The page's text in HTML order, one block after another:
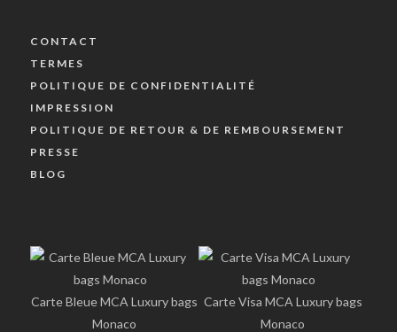
CONTACT
TERMES
POLITIQUE DE CONFIDENTIALITÉ
IMPRESSION
POLITIQUE DE RETOUR & DE REMBOURSEMENT
PRESSE
BLOG
Carte Bleue MCA Luxury bags
Monaco
Carte Visa MCA Luxury bags
Monaco